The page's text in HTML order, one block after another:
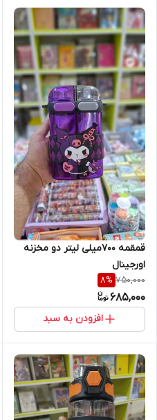
قمقمه 700میلی لیتر دو مخزنه
اورجینال
750,000
8%
685,000
افزودن به سبد